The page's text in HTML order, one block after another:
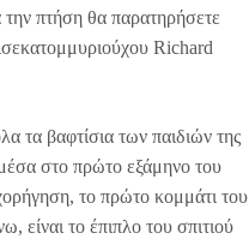
πτήση θα παρατηρήσετε
Richard
τα βαφτίσια των παιδιών της
στο πρώτο εξάμηνο του
το πρώτο κομμάτι του
είναι το έπιπλο του σπιτιού